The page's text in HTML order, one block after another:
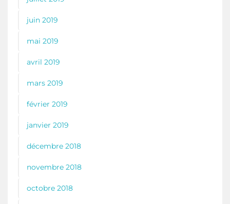
juin 2019
mai 2019
avril 2019
mars 2019
février 2019
janvier 2019
décembre 2018
novembre 2018
octobre 2018